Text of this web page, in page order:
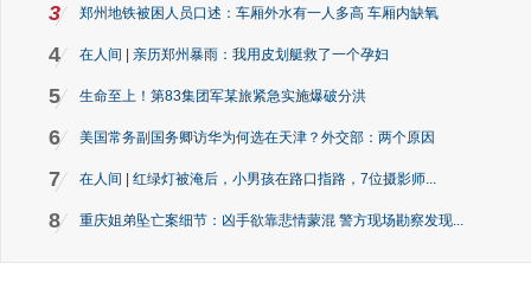
3 郑州地铁被困人员口述：车厢外水有一人多高 车厢内缺氧
4 在人间 | 亲历郑州暴雨：我用皮划艇救了一个孕妇
5 生命至上！第83集团军某旅紧急实施爆破分洪
6 美国常务副国务卿访华为何选在天津？外交部：两个原因
7 在人间 | 红绿灯被淹后，小男孩在路口指路，7位摄影师...
8 重庆姐弟坠亡案细节：凶手欲靠悲情蒙混 警方现场勘察发现...